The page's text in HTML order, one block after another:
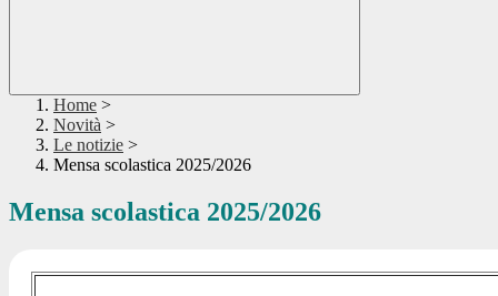
Home >
Novità >
Le notizie >
Mensa scolastica 2025/2026
Mensa scolastica 2025/2026